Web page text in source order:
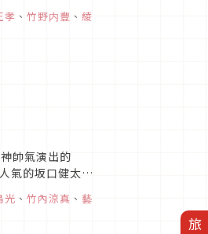
孝 、 竹野内豐 、 綾
帥氣演出的
氣的坂口健太郎
光 、 竹內涼真 、 藝